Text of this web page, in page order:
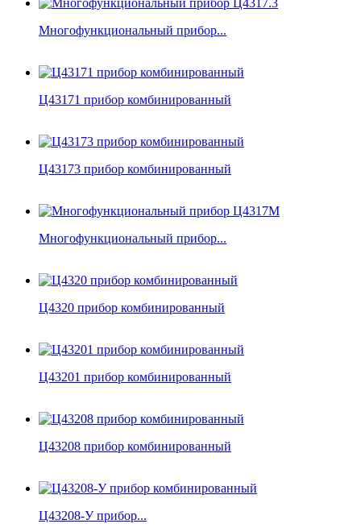
Многофункциональный прибор...
Ц43171 прибор комбинированный
Ц43173 прибор комбинированный
Многофункциональный прибор...
Ц4320 прибор комбинированный
Ц43201 прибор комбинированный
Ц43208 прибор комбинированный
Ц43208-У прибор...